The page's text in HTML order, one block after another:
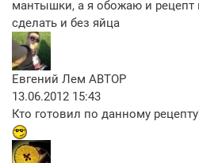
мантышки, а я обожаю и рецепт
сделать и без яйца
Евгений Лем АВТОР
13.06.2012 15:43
Кто готовил по данному